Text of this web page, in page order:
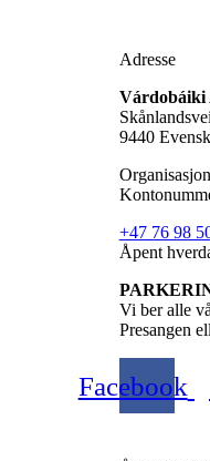
Adresse
Várdobáiki
9440
+47 76 98
Åpent
Vi ber alle
Presangen
Facebook